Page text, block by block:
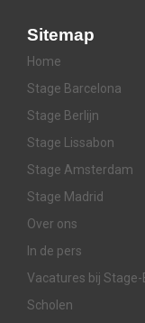
Sitemap
Home
Stage Barcelona
Stage Berlijn
Stage Lissabon
Stage Amsterdam
Stage Madrid
Over ons
In de pers
Vacatures bij Stage-
Scholen